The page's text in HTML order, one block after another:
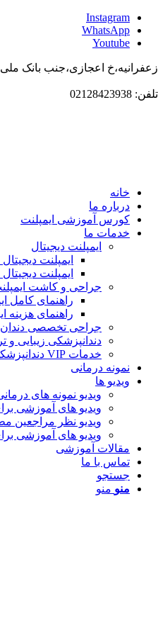
Instagram
WhatsApp
Youtube
زعفرانیه،خ اعجازی،جنب بانک ملی
تلفن: 02128423938
خانه
درباره ما
کورس آموزشی ایمپلنت
خدمات ما
ایمپلنت دیجیتال
ایمپلنت
ایمپلنت
جراحی و کاشت
راهنمای کامل
راهنمای هزینه
جراحی تخصصی دندان
دندانپزشکی زیبایی و
خدمات VIP دندانپزشکی
نمونه درمانی
ویدیو ها
ویدیو نمونه های
ویدیو های آموزشی
ویدیو نظر مراجعین
ویدیو های آموزشی
مقالات آموزشی
تماس با ما
جستجو
منو منو